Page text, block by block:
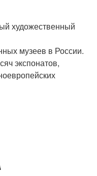
художественный
музеев в России.
экспонатов,